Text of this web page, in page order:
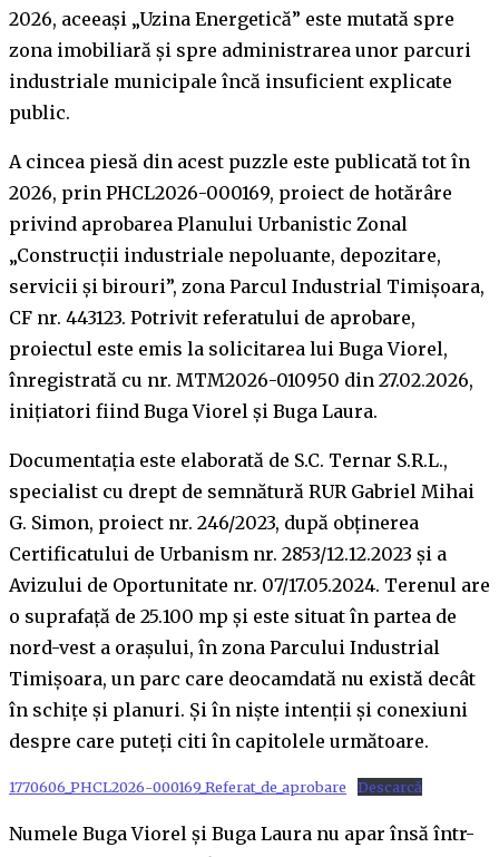
2026, aceeași „Uzina Energetică” este mutată spre
zona imobiliară și spre administrarea unor parcuri
industriale municipale încă insuficient explicate
public.
A cincea piesă din acest puzzle este publicată tot în
2026, prin PHCL2026-000169, proiect de hotărâre
privind aprobarea Planului Urbanistic Zonal
„Construcții industriale nepoluante, depozitare,
servicii și birouri”, zona Parcul Industrial Timișoara,
CF nr. 443123. Potrivit referatului de aprobare,
proiectul este emis la solicitarea lui Buga Viorel,
înregistrată cu nr. MTM2026-010950 din 27.02.2026,
inițiatori fiind Buga Viorel și Buga Laura.
Documentația este elaborată de S.C. Ternar S.R.L.,
specialist cu drept de semnătură RUR Gabriel Mihai
G. Simon, proiect nr. 246/2023, după obținerea
Certificatului de Urbanism nr. 2853/12.12.2023 și a
Avizului de Oportunitate nr. 07/17.05.2024. Terenul are
o suprafață de 25.100 mp și este situat în partea de
nord-vest a orașului, în zona Parcului Industrial
Timișoara, un parc care deocamdată nu există decât
în schițe și planuri. Și în niște intenții și conexiuni
despre care puteți citi în capitolele următoare.
1770606_PHCL2026-000169_Referat_de_aprobare Descarcă
Numele Buga Viorel și Buga Laura nu apar însă într-